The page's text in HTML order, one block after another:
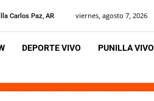
Carlos Paz, AR viernes, agosto 7, 2026
DEPORTE VIVO PUNILLA VIVO